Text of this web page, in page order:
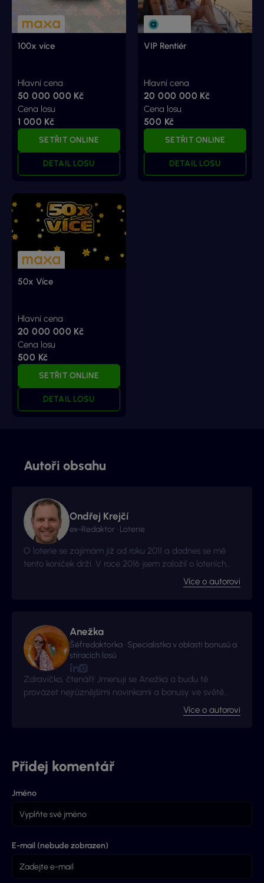
100x více
Hlavní cena
50 000 000 Kč
Cena losu
1 000 Kč
SETŘIT ONLINE
DETAIL LOSU
VIP Rentiér
Hlavní cena
20 000 000 Kč
Cena losu
500 Kč
SETŘIT ONLINE
DETAIL LOSU
50x Více
Hlavní cena
20 000 000 Kč
Cena losu
500 Kč
SETŘIT ONLINE
DETAIL LOSU
Autoři obsahu
Ondřej Krejčí
ex-Redaktor · Loterie
O loterie se zajímám již od roku 2011 a dodnes se mě
tento koníček drží. V roce 2016 jsem založil o loteriích
web Vyhraj.com, který jsem následně v roce 2017
prodal, avšak za podmínek, že budu moci stále
mnohem více informací.
Více o autorovi
Anežka
Šéfredaktorka · Specialistka v oblasti bonusů a
stíracích losů
Zdravíčko, čtenáři! Jmenuji se Anežka a budu tě
provázet nejrůznějšími novinkami a bonusy ve světě
Více o autorovi
Přidej komentář
Jméno
E-mail (nebude zobrazen)